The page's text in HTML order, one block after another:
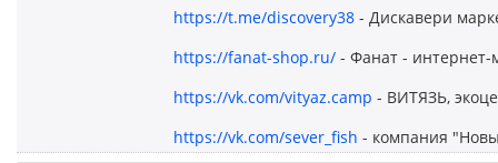
https://t.me/discovery38 - Дискавери
https://fanat-shop.ru/ - Фанат - интернет-
https://vk.com/vityaz.camp - ВИТЯЗЬ,
https://vk.com/sever_fish - компания